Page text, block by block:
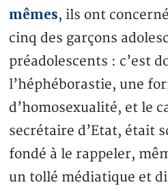
mêmes, ils ont
cinq des garçons
préadolescents : c’est
l’héphéborastie, une
d’homosexualité, et le
secrétaire d’Etat, était
fondé à le rappeler,
un tollé médiatique et